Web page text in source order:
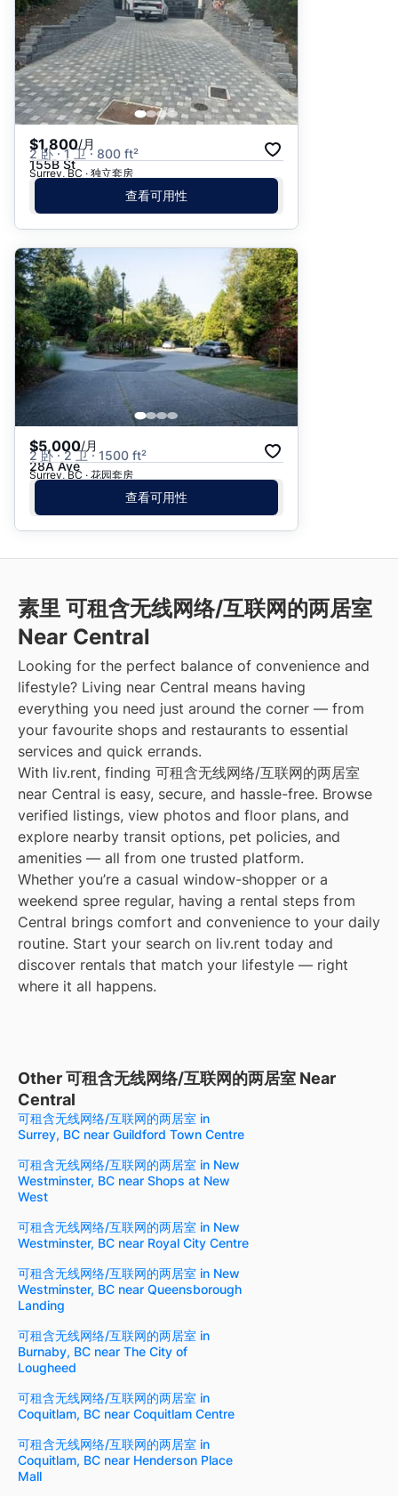
$1,800/月
2 卧 · 1 卫 · 800 ft²
155B St
Surrey, BC · 独立套房
查看可用性
$5,000/月
2 卧 · 2 卫 · 1500 ft²
28A Ave
Surrey, BC · 花园套房
查看可用性
素里 可租含无线网络/互联网的两居室
Near Central
Looking for the perfect balance of convenience and
lifestyle? Living near Central means having
everything you need just around the corner — from
your favourite shops and restaurants to essential
services and quick errands.
With liv.rent, finding 可租含无线网络/互联网的两居室
near Central is easy, secure, and hassle-free. Browse
verified listings, view photos and floor plans, and
explore nearby transit options, pet policies, and
amenities — all from one trusted platform.
Whether you’re a casual window-shopper or a
weekend spree regular, having a rental steps from
Central brings comfort and convenience to your daily
routine. Start your search on liv.rent today and
discover rentals that match your lifestyle — right
where it all happens.
Other 可租含无线网络/互联网的两居室 Near
Central
可租含无线网络/互联网的两居室 in
Surrey, BC near Guildford Town Centre
可租含无线网络/互联网的两居室 in New
Westminster, BC near Shops at New
West
可租含无线网络/互联网的两居室 in New
Westminster, BC near Royal City Centre
可租含无线网络/互联网的两居室 in New
Westminster, BC near Queensborough
Landing
可租含无线网络/互联网的两居室 in
Burnaby, BC near The City of
Lougheed
可租含无线网络/互联网的两居室 in
Coquitlam, BC near Coquitlam Centre
可租含无线网络/互联网的两居室 in
Coquitlam, BC near Henderson Place
Mall